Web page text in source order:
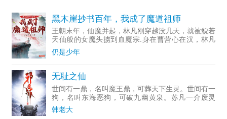
黑木崖抄书百年，我成了魔道祖师
王朝末年，仙魔并起，林凡刚穿越没几天，就被貌若
天仙般的女魔头掳到血魔宗.身在曹营心在汉，林凡
一心只想做个好人，无奈常遭人误解，好在他不断通
过藏书楼抄录变强。……若干年后，正道六大派打上
仍是少年
无耻之仙
世间有一鼎，名叫魔王鼎，可葬天下生灵。世间有一
狗，名叫东海恶狗，可破九幽黄泉。苏凡一介废灵
体，凡人命格，无缘修行，直到这一天，他遇到东海
恶狗……“相信本皇，当大魔王才有前途。”“不要，小
韩老大